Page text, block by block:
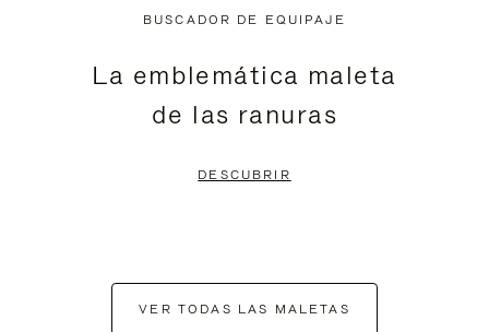
BUSCADOR DE EQUIPAJE
La emblemática maleta
de las ranuras
DESCUBRIR
VER TODAS LAS MALETAS